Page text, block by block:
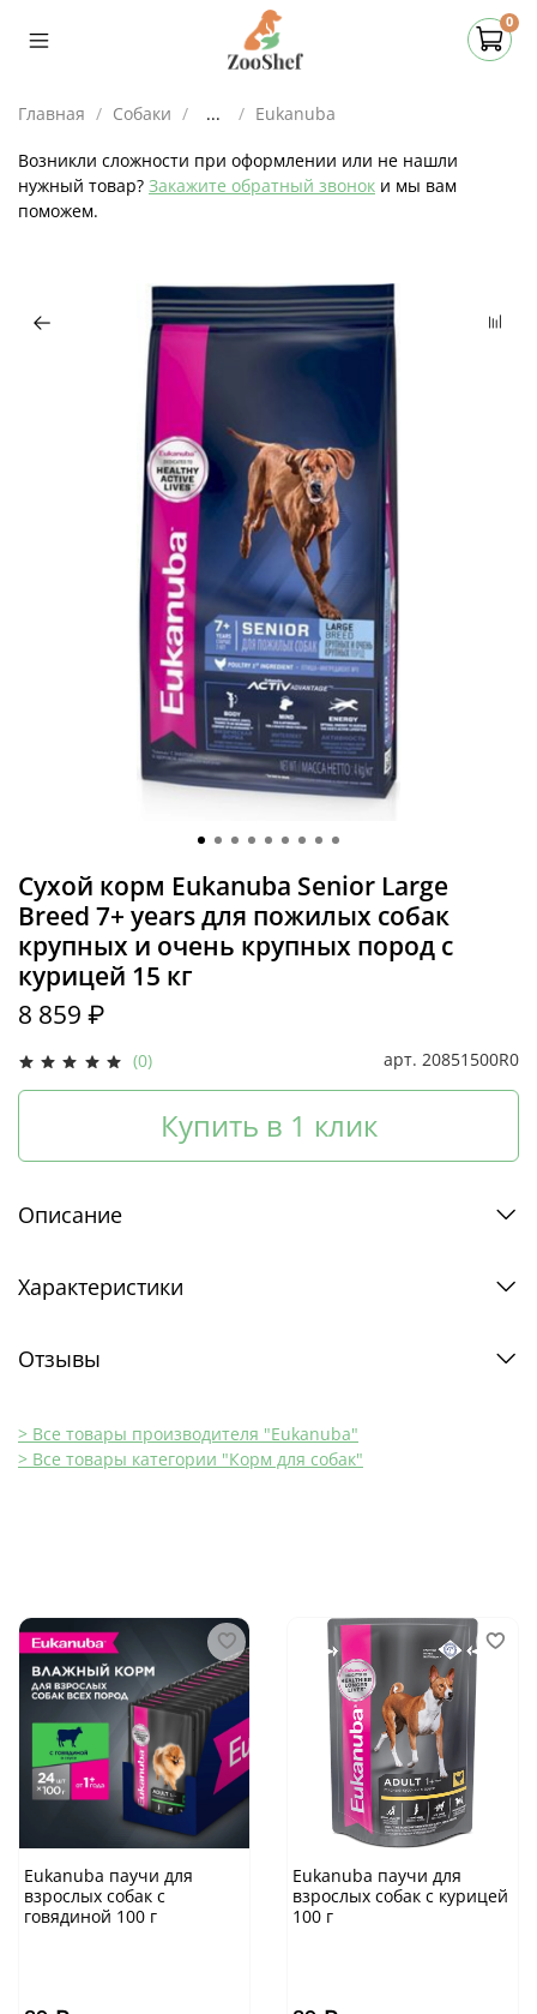
0
Главная Собаки ... Eukanuba
Возникли сложности при оформлении или не нашли
нужный товар? Закажите обратный звонок и мы вам
поможем.
(0) арт. 20851500R0
Сухой корм Eukanuba Senior Large
Breed 7+ years для пожилых собак
крупных и очень крупных пород с
курицей 15 кг
8 859 ₽
Купить в 1 клик
Описание
Характеристики
Отзывы
> Все товары производителя "Eukanuba"
> Все товары категории "Корм для собак"
Eukanuba паучи для
взрослых собак с
говядиной 100 г
Eukanuba паучи для
взрослых собак с курицей
100 г